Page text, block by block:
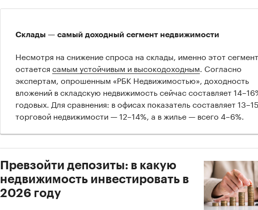
Склады — самый доходный сегмент недвижимости
Несмотря на снижение спроса на склады, именно этот сегмент
остается самым устойчивым и высокодоходным . Согласно
экспертам, опрошенным «РБК Недвижимостью», доходность
вложений в складскую недвижимость сейчас составляет
годовых. Для сравнения: в офисах показатель составляет
торговой недвижимости — 12–14%, а в жилье — всего 4–6%.
Превзойти депозиты: в какую
недвижимость инвестировать в
2026 году